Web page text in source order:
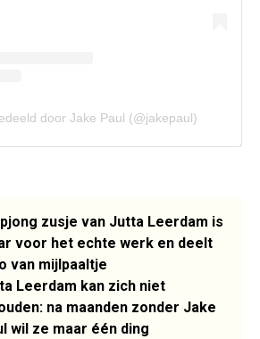
door Jake Paul (@jakepaul)
zusje van Jutta Leerdam is
voor het echte werk en deelt
van mijlpaaltje
Leerdam kan zich niet
na maanden zonder Jake
wil ze maar één ding